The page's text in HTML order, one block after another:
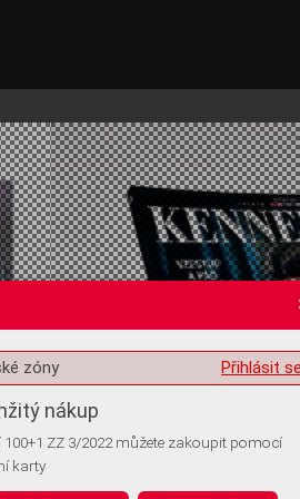
volitelných informací
Přihlásit
zóny
nákup
100+1 ZZ 3/2022 můžete zakoupit pomocí
karty